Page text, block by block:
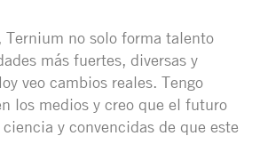
no solo forma talento
más fuertes, diversas y
veo cambios reales. Tengo
los medios y creo que el futuro
y convencidas de que este